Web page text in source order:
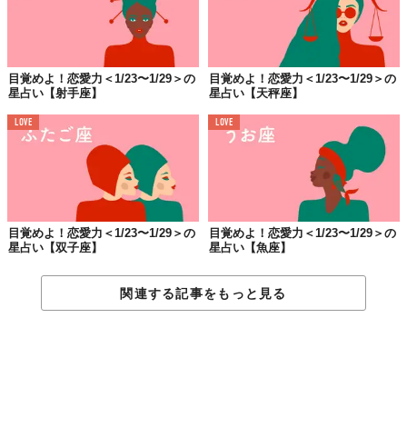
目覚めよ！恋愛力＜1/23〜1/29＞の
星占い【射手座】
目覚めよ！恋愛力＜1/23〜1/29＞の
星占い【天秤座】
LOVE
目覚めよ！恋愛力＜1/23〜1/29＞の
星占い【双子座】
LOVE
目覚めよ！恋愛力＜1/23〜1/29＞の
星占い【魚座】
関連する記事をもっと見る